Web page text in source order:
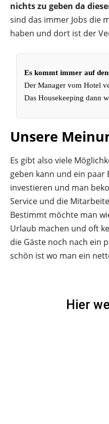
nichts zu geben da
sind das immer Jobs die
haben und dort ist der
Es kommt immer auf
Der Manager vom Hotel
Das Housekeeping dann
Unsere
Es gibt also viele
geben kann und ein
investieren und man
Service und die
Bestimmt möchte man
Urlaub machen und oft
die Gäste noch nach ein
schön ist wo man ein
Hier